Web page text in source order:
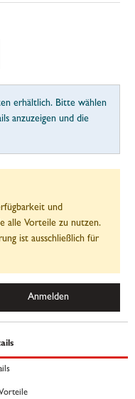
erhältlich. Bitte wählen
anzuzeigen und die
und
alle Vorteile zu nutzen.
ist ausschließlich für
Anmelden